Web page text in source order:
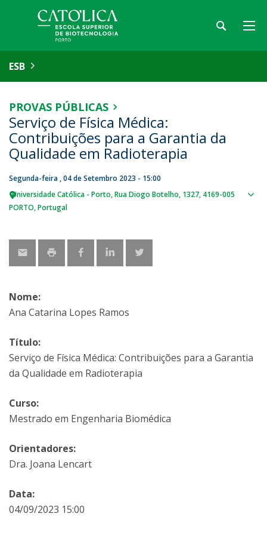
ESB
PROVAS PÚBLICAS
Serviço de Física Médica:
Contribuições para a Garantia da
Qualidade em Radioterapia
Segunda-feira , 04 de Setembro 2023 - 15:00
Universidade Católica - Porto Rua Diogo Botelho, 1327 4169-005
PORTO Portugal
Nome:
Ana Catarina Lopes Ramos
Título:
Serviço de Física Médica: Contribuições para a Garantia
da Qualidade em Radioterapia
Curso:
Mestrado em Engenharia Biomédica
Orientadores:
Dra. Joana Lencart
Data:
04/09/2023 15:00